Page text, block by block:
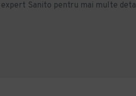
Sanito pentru mai multe